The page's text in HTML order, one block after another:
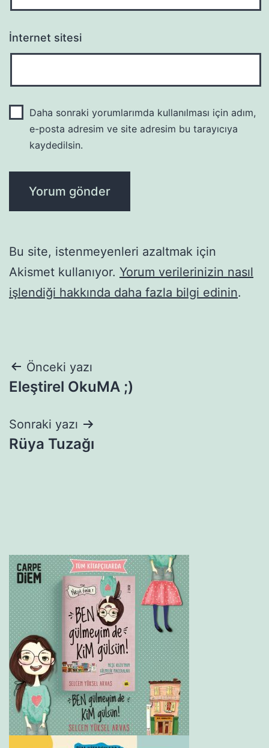
İnternet sitesi
Daha sonraki yorumlarımda kullanılması için adım,
e-posta adresim ve site adresim bu tarayıcıya
kaydedilsin.
Bu site, istenmeyenleri azaltmak için
Akismet kullanıyor. Yorum verilerinizin nasıl
işlendiği hakkında daha fazla bilgi edinin.
Yazı
gezinmesi
Önceki yazı
Eleştirel OkuMA ;)
Sonraki yazı
Rüya Tuzağı